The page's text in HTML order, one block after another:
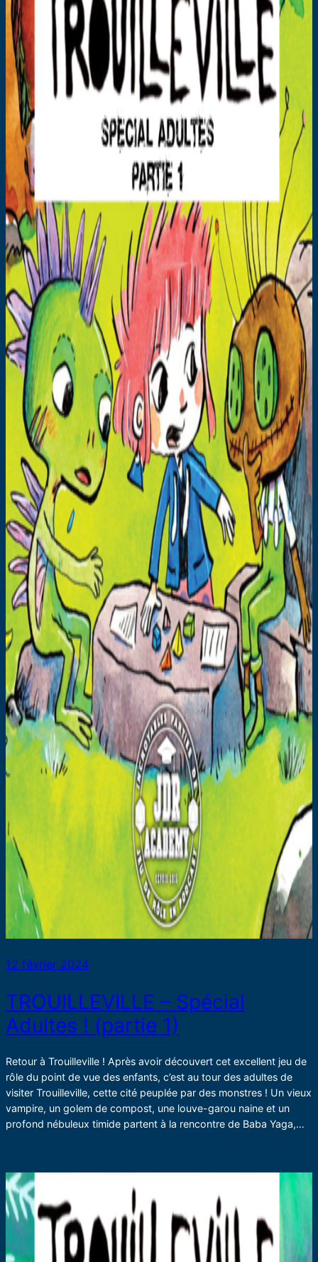
12 février 2024
TROUILLEVILLE – Spécial
Adultes ! (partie 1)
Retour à Trouilleville ! Après avoir découvert cet excellent jeu de
rôle du point de vue des enfants, c’est au tour des adultes de
visiter Trouilleville, cette cité peuplée par des monstres ! Un vieux
vampire, un golem de compost, une louve-garou naine et un
profond nébuleux timide partent à la rencontre de Baba Yaga,…